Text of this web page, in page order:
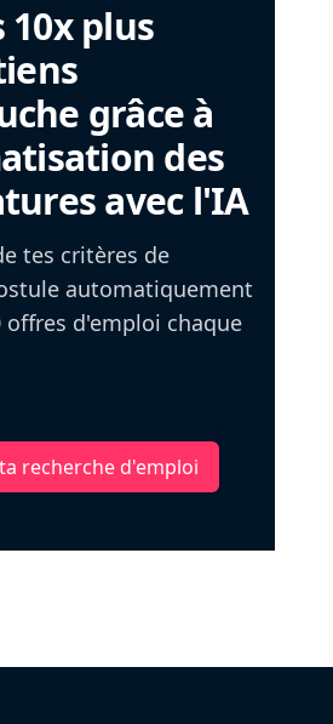
plus
grâce à
des
avec l'IA
tes critères de
automatiquement
offres d'emploi chaque
recherche d'emploi